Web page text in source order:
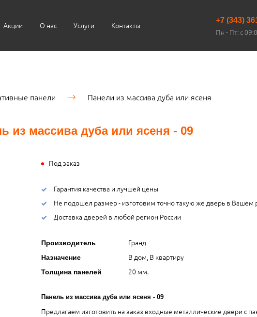
Акции О нас Услуги Контакты
+7 (343)
Пн - Пт: с
панели Панели из массива дуба или ясеня
из массива дуба или ясеня - 09
Под заказ
Гарантия качества и лучшей цены
Не подошел размер - изготовим точно такую же дверь в Вашем
Доставка дверей в любой регион России
Производитель Гранд
Назначение В дом, В квартиру
Толщина панелей 20 мм.
Панель из массива дуба или ясеня - 09
Предлагаем изготовить на заказ входные металлические двери с